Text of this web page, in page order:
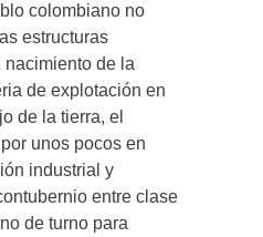
colombiano no
estructuras
de la
de explotación en
de la tierra, el
unos pocos en
industrial y
entre clase
de turno para